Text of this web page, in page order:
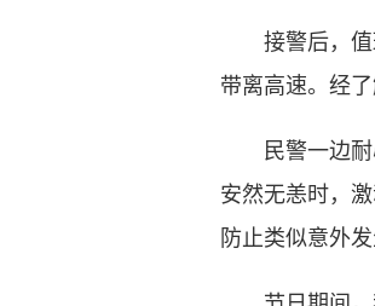
接警后，值班
带离高速。经
民警一边耐心
安然无恙时，
防止类似意外发